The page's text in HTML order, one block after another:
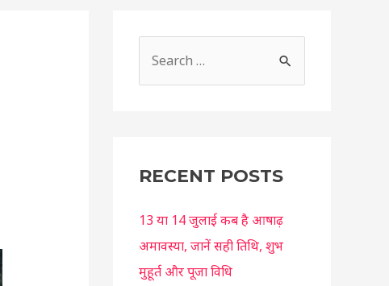
e
c
f
o
r
RECENT POSTS
13 या 14 जुलाई कब है आषाढ़
अमावस्या, जानें सही तिथि, शुभ
मुहूर्त और पूजा विधि